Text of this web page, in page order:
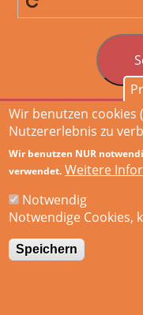
© Hanns-
Wir benutzen
Nutzererlebnis zu
Wir benutzen NUR
verwendet. Weitere
Notwendig
Notwendige Cookies,
Speichern